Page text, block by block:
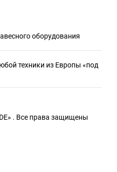
оборудования
техники из Европы «под
. Все права защищены